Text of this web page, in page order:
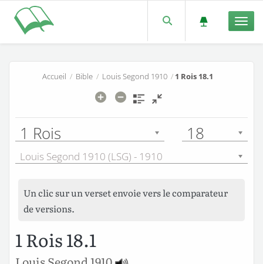
Accueil / Bible/ Louis Segond 1910/ 1 Rois 18.1
1 Rois 18
Louis Segond 1910 (LSG) - 1910
Un clic sur un verset envoie vers le comparateur
de versions.
1 Rois 18.1